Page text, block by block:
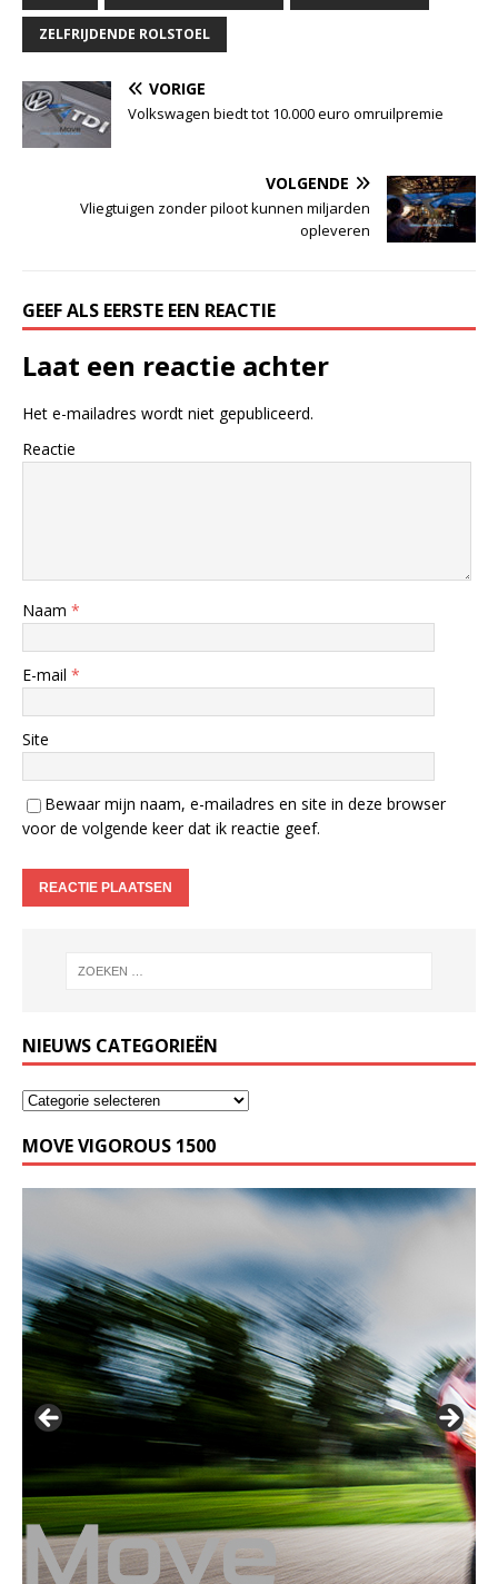
ZELFRIJDENDE ROLSTOEL
VORIGE
Volkswagen biedt tot 10.000 euro omruilpremie
VOLGENDE
Vliegtuigen zonder piloot kunnen miljarden
opleveren
GEEF ALS EERSTE EEN REACTIE
Laat een reactie achter
Het e-mailadres wordt niet gepubliceerd.
Reactie
Naam *
E-mail *
Site
Bewaar mijn naam, e-mailadres en site in deze browser
voor de volgende keer dat ik reactie geef.
NIEUWS CATEGORIEËN
MOVE VIGOROUS 1500